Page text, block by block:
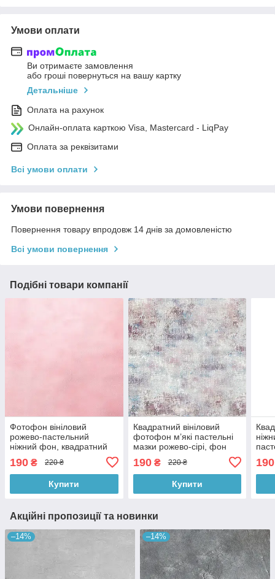
Умови оплати
Ви отримаєте замовлення
або гроші повернуться на вашу картку
Детальніше
Оплата на рахунок
Онлайн-оплата карткою Visa, Mastercard - LiqPay
Оплата за реквізитами
Всі умови оплати
Умови повернення
Повернення товару впродовж 14 днів за домовленістю
Всі умови повернення
Подібні товари компанії
Фотофон вініловий
рожево-пастельний
ніжний фон, квадратний
зйомки 60x60 см,
№551915
190 ₴ 220 ₴
Купити
Квадратний вініловий
фотофон м’які пастельні
мазки рожево-сірі, фон
для фотографії, 60x60 см,
№550566
190₴ 220 ₴
Купити
190
Акційні пропозиції та новинки
–14% –14%